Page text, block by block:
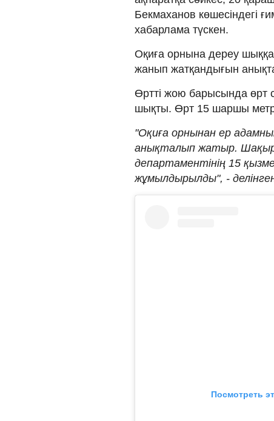
Бекмаханов көшесіндегі
хабарлама түскен.
Оқиға орнына дереу
жанып жатқандығын
Өртті жою барысында өрт
шықты. Өрт 15 шаршы метр
"Оқиға орнынан ер
анықталып жатыр.
департаментінің 15
жұмылдырылды", -
Посмотреть